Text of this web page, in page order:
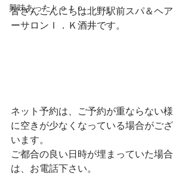
興味あったｋｏｔｏ
皆さんこんにちは北野駅前スパ＆ヘア
ーサロンＩ．Ｋ酒井です。
ネット予約は、ご予約が重ならない様
に空きが少なくなっている場合がござ
います。
ご都合の良い日時が埋まっていた場合
は、お電話下さい。